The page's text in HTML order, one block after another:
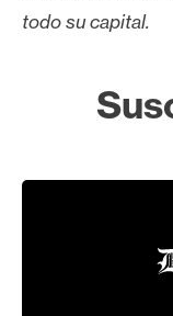
todo su capital.